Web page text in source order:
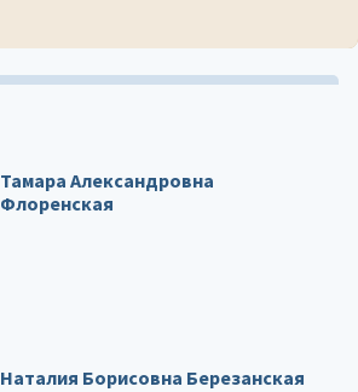
Тамара Александровна
Флоренская
Наталия Борисовна Березанская